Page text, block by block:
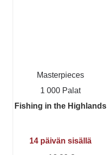
Masterpieces
1 000 Palat
Fishing in the Highlands
14 päivän sisällä